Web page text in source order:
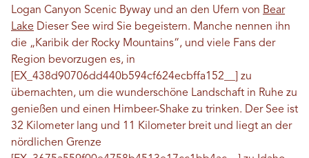
Logan Canyon Scenic Byway und an den Ufern von Bear
Lake Dieser See wird Sie begeistern. Manche nennen ihn
die „Karibik der Rocky Mountains“, und viele Fans der
Region bevorzugen es, in
[EX_438d90706dd440b594cf624ecbffa152__] zu
übernachten, um die wunderschöne Landschaft in Ruhe zu
genießen und einen Himbeer-Shake zu trinken. Der See ist
32 Kilometer lang und 11 Kilometer breit und liegt an der
nördlichen Grenze